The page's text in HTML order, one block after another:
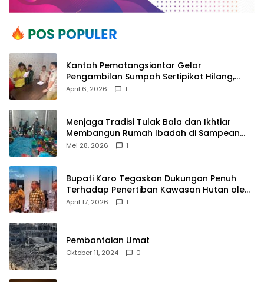
Kantah Pematangsiantar Gelar
Pengambilan Sumpah Sertipikat Hilang,
Perkuat Kepastian Hukum Pertanahan
April 6, 2026 1
Menjaga Tradisi Tulak Bala dan Ikhtiar
Membangun Rumah Ibadah di Sampean
Barat
Mei 28, 2026 1
Bupati Karo Tegaskan Dukungan Penuh
Terhadap Penertiban Kawasan Hutan oleh
Pemerintah Pusat
April 17, 2026 1
Pembantaian Umat
Oktober 11, 2024 0